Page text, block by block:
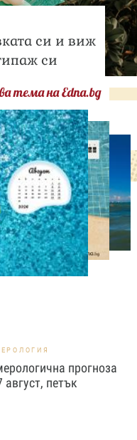
си и виж
си
тема на Edna.bg
хороскоп за 7
петък
прогноза
август, петък